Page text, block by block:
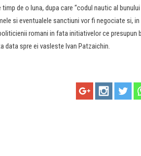
de o luna, dupa care “codul nautic al
si eventualele sanctiuni vor fi negociate si,
romani in fata initiativelor ce presupun
data spre ei vasleste Ivan Patzaichin.